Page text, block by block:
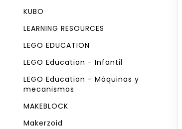
KUBO
LEARNING RESOURCES
LEGO EDUCATION
LEGO Education - Infantil
LEGO Education - Máquinas y
mecanismos
MAKEBLOCK
Makerzoid